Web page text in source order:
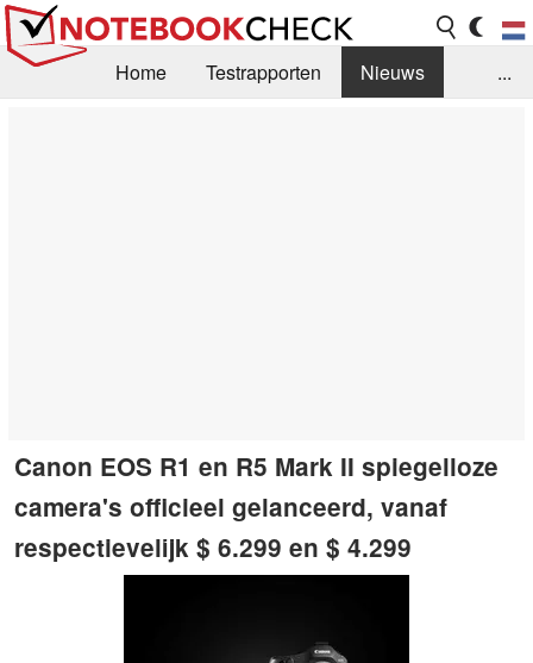
Home Testrapporten
Nieuws
...
Canon EOS R1 en R5 Mark II spiegelloze
camera's officieel gelanceerd, vanaf
respectievelijk $ 6.299 en $ 4.299